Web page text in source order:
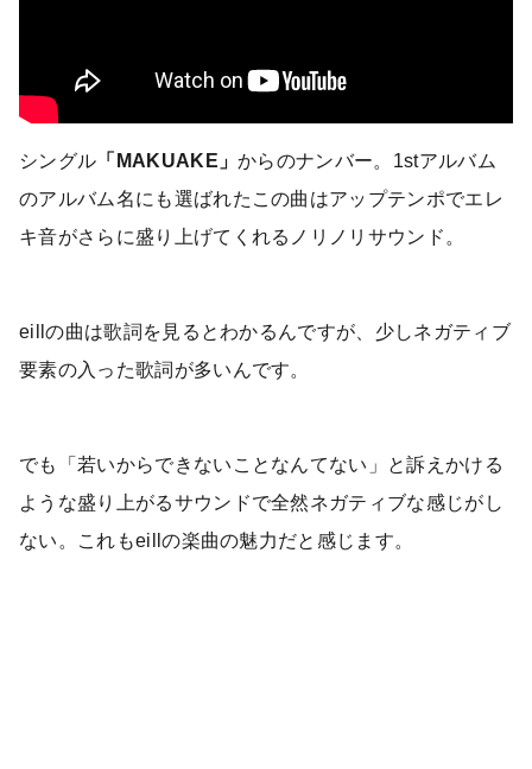
シングル 「MAKUAKE」からのナンバー。1stアルバム
のアルバム名にも選ばれたこの曲はアップテンポでエレ
キ音がさらに盛り上げてくれるノリノリサウンド。
eillの曲は歌詞を見るとわかるんですが、少しネガティブ
要素の入った歌詞が多いんです。
でも「若いからできないことなんてない」と訴えかける
ような盛り上がるサウンドで全然ネガティブな感じがし
ない。これもeillの楽曲の魅力だと感じます。